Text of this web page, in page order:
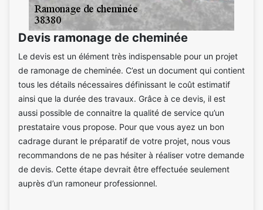
Devis ramonage de cheminée
Le devis est un élément très indispensable pour un projet
de ramonage de cheminée. C’est un document qui contient
tous les détails nécessaires définissant le coût estimatif
ainsi que la durée des travaux. Grâce à ce devis, il est
aussi possible de connaitre la qualité de service qu’un
prestataire vous propose. Pour que vous ayez un bon
cadrage durant le préparatif de votre projet, nous vous
recommandons de ne pas hésiter à réaliser votre demande
de devis. Cette étape devrait être effectuée seulement
auprès d’un ramoneur professionnel.